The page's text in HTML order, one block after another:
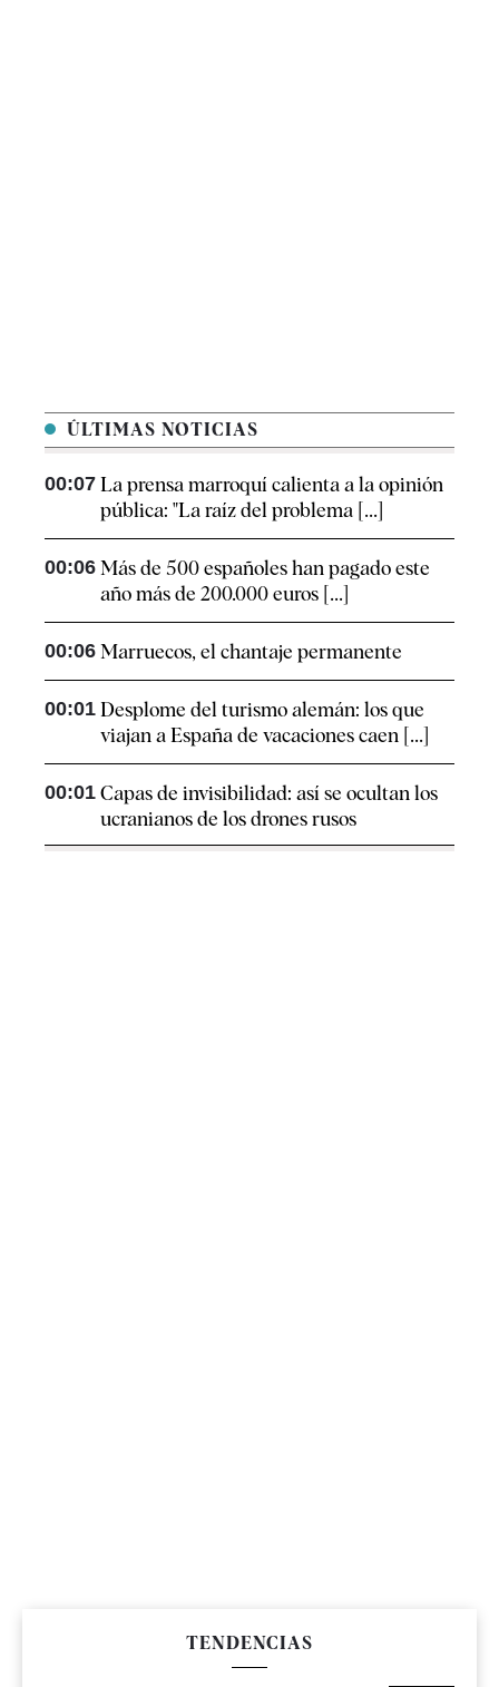
ÚLTIMAS NOTICIAS
00:07 La prensa marroquí calienta a la opinión
pública: "La raíz del problema [...]
00:06 Más de 500 españoles han pagado este
año más de 200.000 euros [...]
00:06 Marruecos, el chantaje permanente
00:01 Desplome del turismo alemán: los que
viajan a España de vacaciones caen [...]
00:01 Capas de invisibilidad: así se ocultan los
ucranianos de los drones rusos
TENDENCIAS